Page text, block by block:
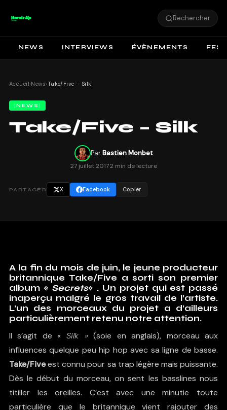
Rechercher
NEWS INTERVIEWS ÉVÈNEMENTS
Accueil›News›Take/Five – Silk
NEWS
Take/Five – Silk
ParBastien Monbet
27 juillet 2017·2 min de lecture
PARTAGER X Facebook Copier
A la fin du mois de juin, le jeune producteur
britannique Take/Five a sorti son premier
album « Secrets« . Un projet qui est passé
inaperçu malgré le gros travail de l’artiste.
L’un des morceaux du projet a d’ailleurs
particulièrement retenu notre attention.
Il s’agit de « Silk »(soie en anglais), morceau aux
influences quelque peu hip hop avec sa ligne de basse.
Take/Fiveest connu pour sa trap légère mais puissante.
Dès le début du morceau, on sent les basslines nous
titiller les oreilles. C’est avec une minutie toute
particulière que le britannique vient rajouter des